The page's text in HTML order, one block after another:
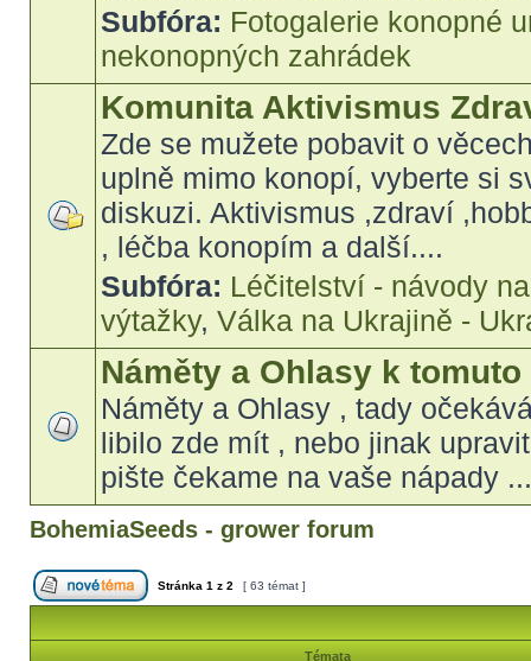
Subfóra: Fotogalerie konopné
nekonopných zahrádek
Komunita Aktivismus
Zde se mužete pobavit o
uplně mimo konopí, vyberte si
diskuzi. Aktivismus ,zdraví
, léčba konopím a další....
Subfóra: Léčitelství - návody
výtažky, Válka na Ukrajině -
Náměty a Ohlasy k tomuto
Náměty a Ohlasy , tady
libilo zde mít , nebo jinak
pište čekame na vaše nápady
BohemiaSeeds - grower forum
Stránka 1 z 2 [ 63 témat ]
Témata